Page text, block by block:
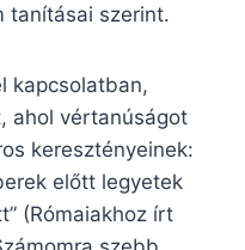
tanításai szerint.
kapcsolatban,
ahol vértanúságot
keresztényeinek:
előtt legyetek
(Rómaiakhoz írt